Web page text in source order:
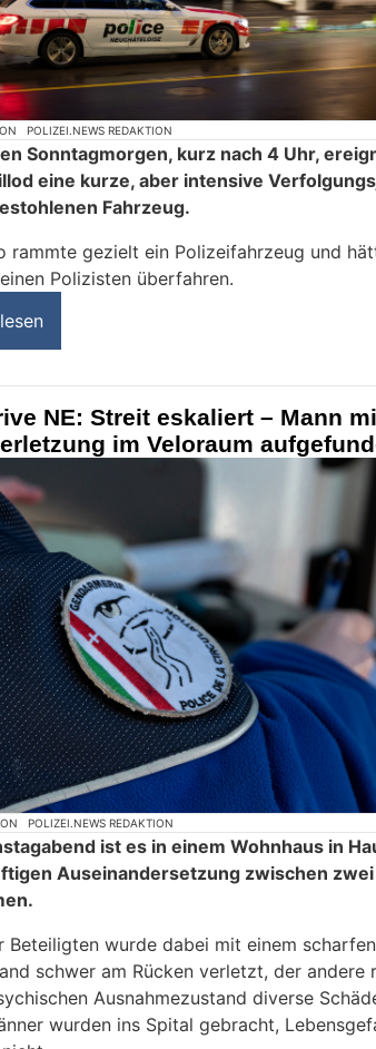
POLIZEI.NEWS REDAKTION
Sonntagmorgen, kurz nach 4 Uhr,
eine kurze, aber intensive
Fahrzeug.
rammte gezielt ein Polizeifahrzeug und
Polizisten überfahren.
NE: Streit eskaliert – Mann
im Veloraum
POLIZEI.NEWS REDAKTION
ist es in einem Wohnhaus in
Auseinandersetzung zwischen
Beteiligten wurde dabei mit einem scharfen
schwer am Rücken verletzt, der andere
Ausnahmezustand diverse
wurden ins Spital gebracht,